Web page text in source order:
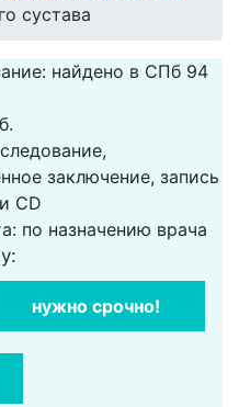
сустава
найдено в СПб 94
заключение, запись
CD
по назначению врача
нужно срочно!